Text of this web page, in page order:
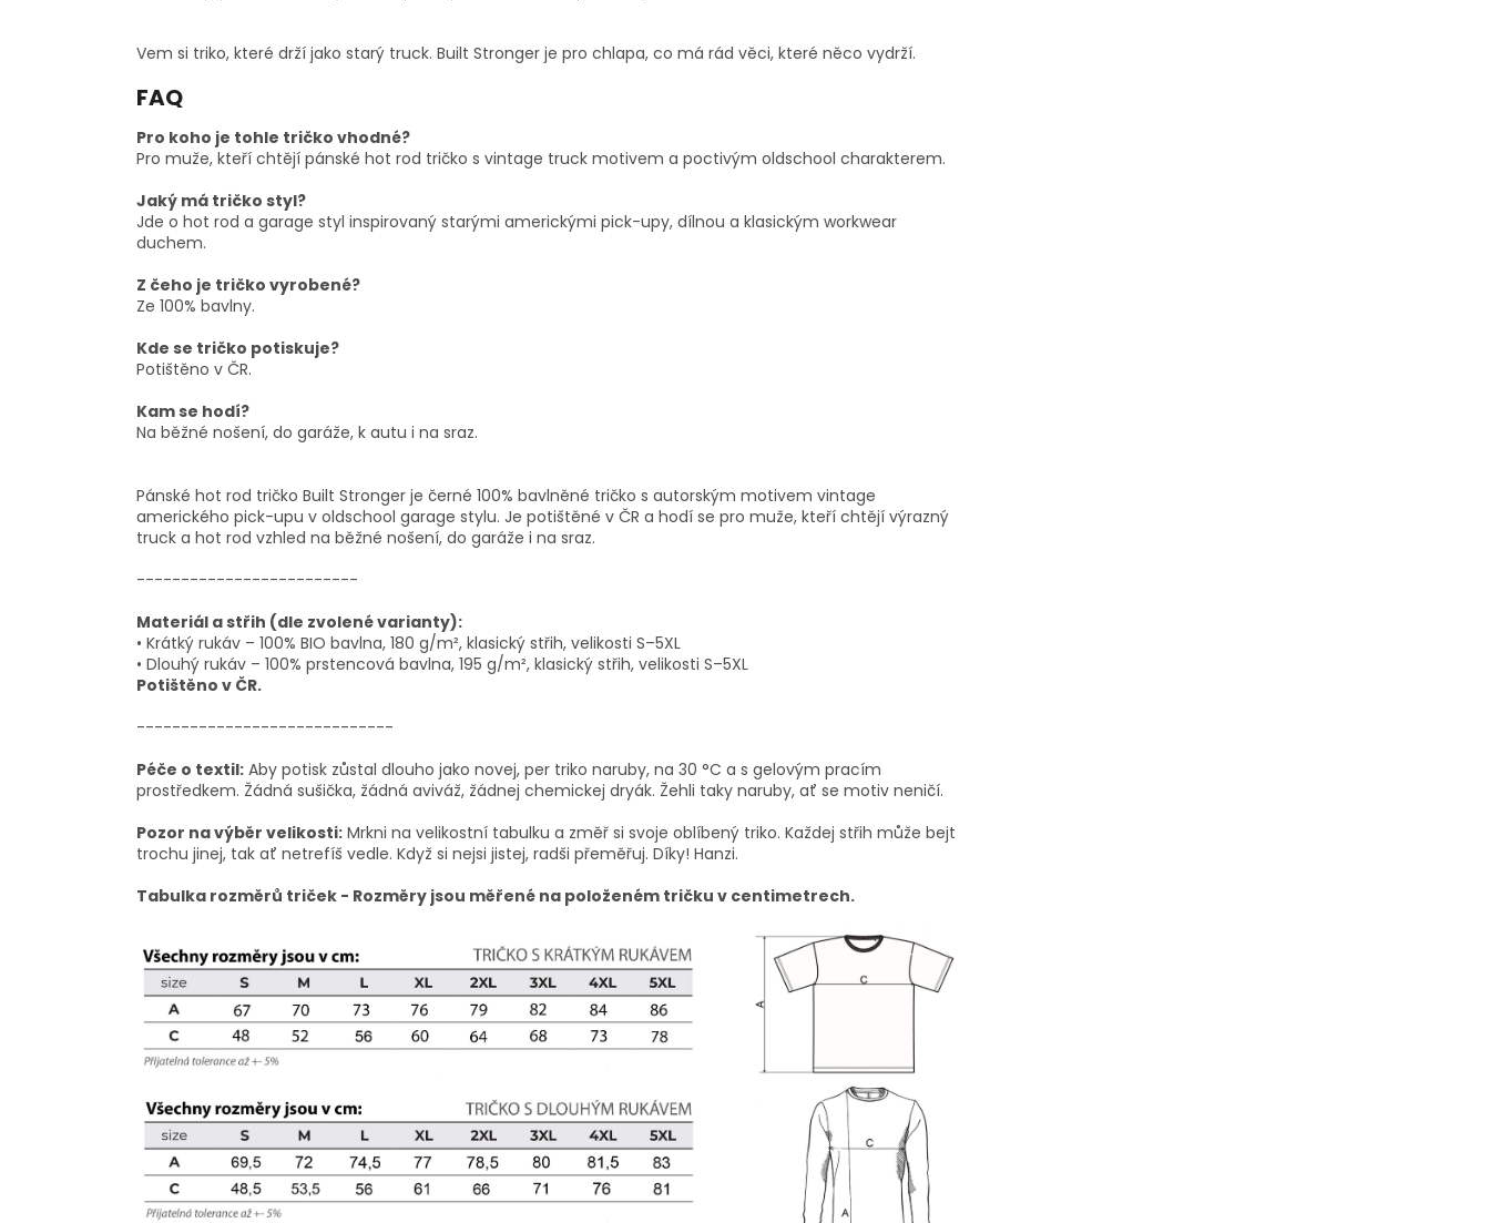
Vem si triko, které drží jako starý truck. Built Stronger je pro chlapa, co má rád věci, které něco vydrží.
FAQ
Pro koho je tohle tričko vhodné?
Pro muže, kteří chtějí pánské hot rod tričko s vintage truck motivem a poctivým oldschool charakterem.
Jaký má tričko styl?
Jde o hot rod a garage styl inspirovaný starými americkými pick-upy, dílnou a klasickým workwear
duchem.
Z čeho je tričko vyrobené?
Ze 100% bavlny.
Kde se tričko potiskuje?
Potištěno v ČR.
Kam se hodí?
Na běžné nošení, do garáže, k autu i na sraz.
Pánské hot rod tričko Built Stronger je černé 100% bavlněné tričko s autorským motivem vintage
amerického pick-upu v oldschool garage stylu. Je potištěné v ČR a hodí se pro muže, kteří chtějí výrazný
truck a hot rod vzhled na běžné nošení, do garáže i na sraz.
-------------------------
Materiál a střih (dle zvolené varianty):
• Krátký rukáv – 100% BIO bavlna, 180 g/m², klasický střih, velikosti S–5XL
• Dlouhý rukáv – 100% prstencová bavlna, 195 g/m², klasický střih, velikosti S–5XL
Potištěno v ČR.
-----------------------------
Péče o textil: Aby potisk zůstal dlouho jako novej, per triko naruby, na 30 °C a s gelovým pracím
prostředkem. Žádná sušička, žádná aviváž, žádnej chemickej dryák. Žehli taky naruby, ať se motiv neničí.
Pozor na výběr velikosti: Mrkni na velikostní tabulku a změř si svoje oblíbený triko. Každej střih může bejt
trochu jinej, tak ať netrefíš vedle. Když si nejsi jistej, radši přeměřuj. Díky! Hanzi.
Tabulka rozměrů triček - Rozměry jsou měřené na položeném tričku v centimetrech.